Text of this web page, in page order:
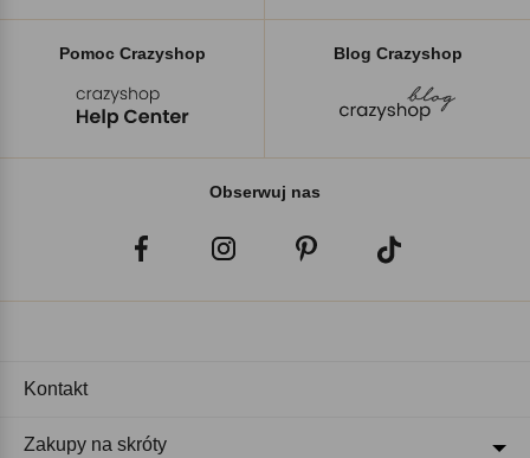
Pomoc Crazyshop Blog Crazyshop
Obserwuj nas
Kontakt
Zakupy na skróty